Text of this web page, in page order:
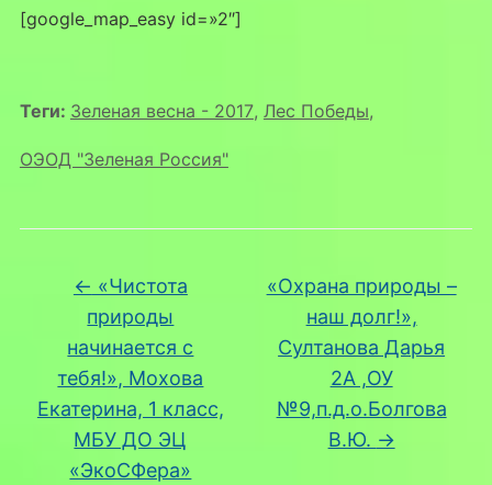
[google_map_easy id=»2″]
Теги: Зеленая весна - 2017, Лес Победы,
ОЭОД "Зеленая Россия"
← «Чистота
природы
начинается с
тебя!», Мохова
Екатерина, 1 класс,
МБУ ДО ЭЦ
«ЭкоСФера»
«Охрана природы –
наш долг!»,
Султанова Дарья
2А ,ОУ
№9,п.д.о.Болгова
В.Ю. →